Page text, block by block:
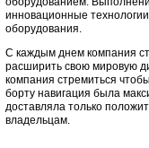
инновационные
оборудования.
С каждым днем компания
расширить свою мировую
компания стремиться
борту навигация была
доставляла только
владельцам.